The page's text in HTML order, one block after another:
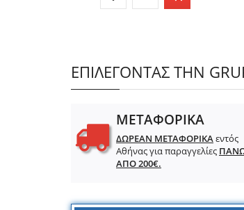
ΕΠΙΛΕΓΟΝΤΑΣ ΤΗΝ
ΜΕΤΑΦΟΡΙΚΑ
ΔΩΡΕΑΝ ΜΕΤΑΦΟΡΙΚΑεντός
Αθήνας για παραγγελίες
ΑΠΟ 200€.